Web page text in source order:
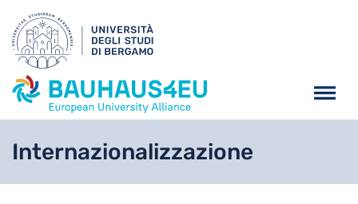
Internazionalizzazione